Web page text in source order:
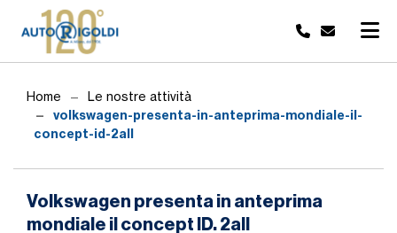
Home Le nostre attività
volkswagen-presenta-in-anteprima-mondiale-il-
concept-id-2all
Volkswagen presenta in anteprima
mondiale il concept ID. 2all